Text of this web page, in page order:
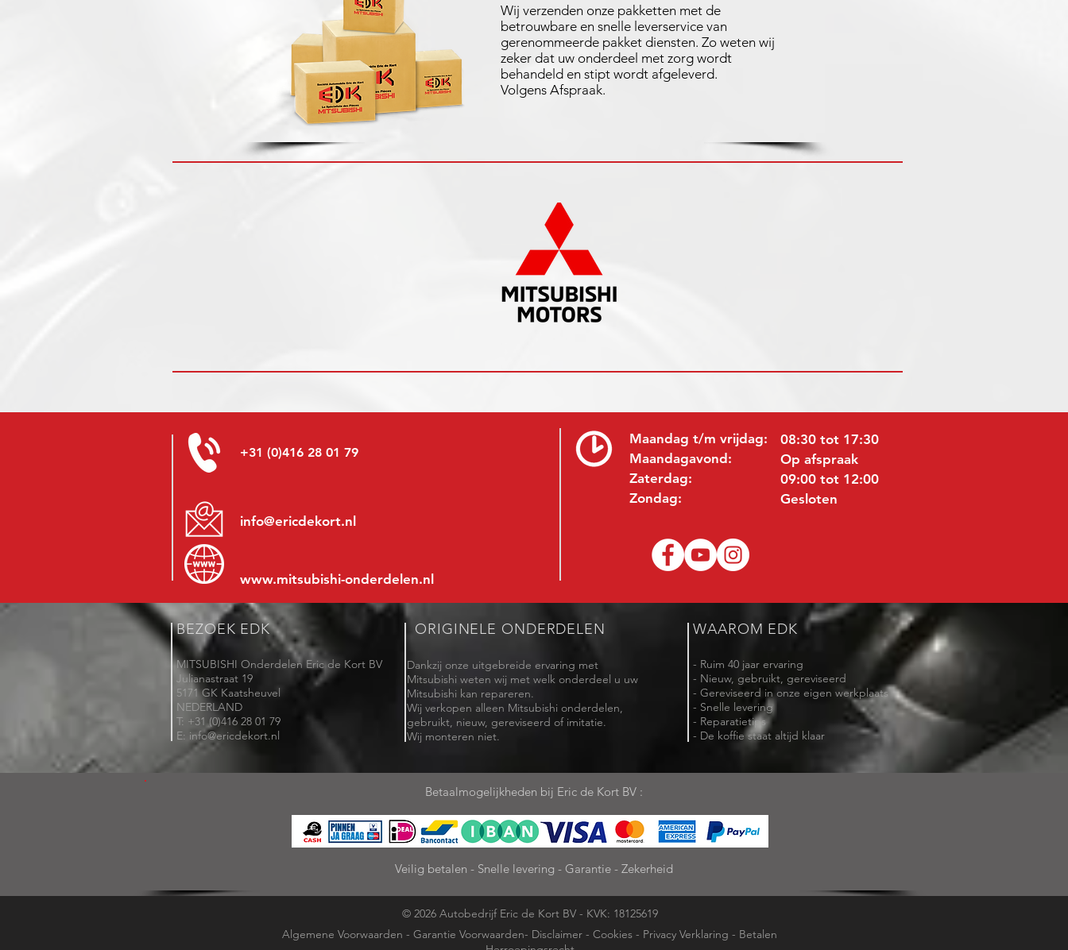
Wij verzenden onze pakketten met de
betrouwbare en snelle leverservice van
gerenommeerde pakket diensten. Zo weten wij
zeker dat uw onderdeel met zorg wordt
behandeld en stipt wordt afgeleverd.
Volgens Afspraak.
+31 (0)416 28 01 79
info@ericdekort.nl
www.mitsubishi-onderdelen.nl
Maandag t/m vrijdag:
Maandagavond:
Zaterdag:
Zondag:
08:30 tot 17:30
Op afspraak
09:00 tot 12:00
Gesloten
BEZOEK EDK
MITSUBISHI Onderdelen Eric de Kort BV
Julianastraat 19
5171 GK Kaatsheuvel
NEDERLAND
T: +31 (0)416 28 01 79
E: info@ericdekort.nl
ORIGINELE ONDERDELEN
Dankzij onze uitgebreide ervaring met
Mitsubishi weten wij met welk onderdeel u uw
Mitsubishi kan repareren.
Wij verkopen alleen Mitsubishi onderdelen,
gebruikt, nieuw, gereviseerd of imitatie.
Wij monteren niet.
WAAROM EDK
- Ruim 40 jaar ervaring
- Nieuw, gebruikt, gereviseerd
- Gereviseerd in onze eigen werkplaats
- Snelle levering
- Reparatietips
- De koffie staat altijd klaar
Betaalmogelijkheden bij Eric de Kort BV :
Veilig betalen - Snelle levering - Garantie - Zekerheid
© 2026 Autobedrijf Eric de Kort BV - KVK: 18125619
Algemene Voorwaarden - Garantie Voorwaarden- Disclaimer - Cookies - Privacy Verklaring - Betalen